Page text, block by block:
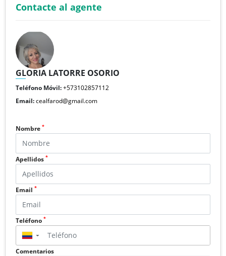
Contacte al agente
GLORIA LATORRE OSORIO
Teléfono Móvil:+573102857112
Email:cealfarod@gmail.com
Nombre *
Apellidos *
Email *
Teléfono *
▼
Comentarios